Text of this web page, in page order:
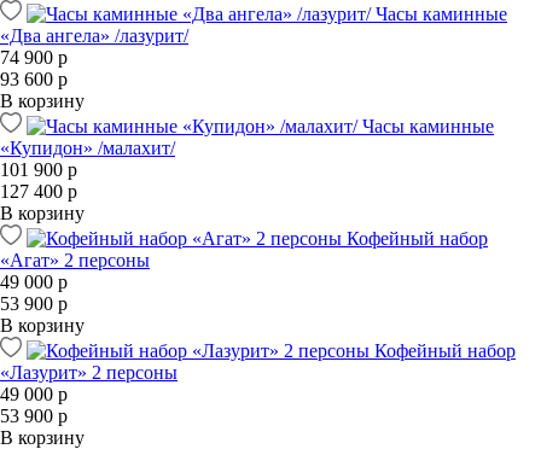
Часы каминные
«Два ангела» /лазурит/
74 900 р
93 600 р
В корзину
Часы каминные
«Купидон» /малахит/
101 900 р
127 400 р
В корзину
Кофейный набор
«Агат» 2 персоны
49 000 р
53 900 р
В корзину
Кофейный набор
«Лазурит» 2 персоны
49 000 р
53 900 р
В корзину